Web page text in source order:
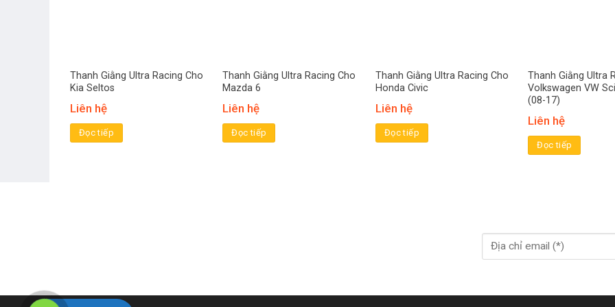
Thanh Giằng Ultra Racing Cho
Kia Seltos
Liên hệ
Đọc tiếp
Thanh Giằng Ultra Racing Cho
Mazda 6
Liên hệ
Đọc tiếp
Thanh Giằng Ultra Racing Cho
Honda Civic
Liên hệ
Đọc tiếp
Thanh Giằng Ultra
Volkswagen VW
(08-17)
Liên hệ
Đọc tiếp